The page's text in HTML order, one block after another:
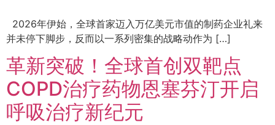
2026年伊始，全球首家迈入万亿美元市值的制药企业礼来
并未停下脚步，反而以一系列密集的战略动作为 […]
革新突破！全球首创双靶点
COPD治疗药物恩塞芬汀开启
呼吸治疗新纪元